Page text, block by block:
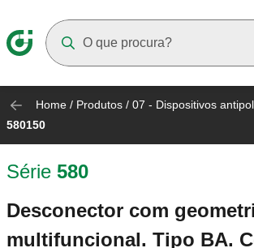
Home / Produtos / 07 - Dispositivos
580150
Série 580
Desconector com
multifuncional. Tipo BA.